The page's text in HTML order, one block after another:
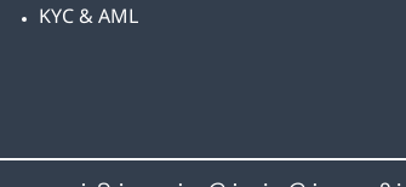
KYC & AML